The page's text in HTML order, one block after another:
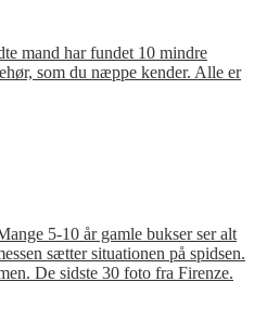
mand har fundet 10 mindre
som du næppe kender. Alle er
5-10 år gamle bukser ser alt
sætter situationen på spidsen.
De sidste 30 foto fra Firenze.